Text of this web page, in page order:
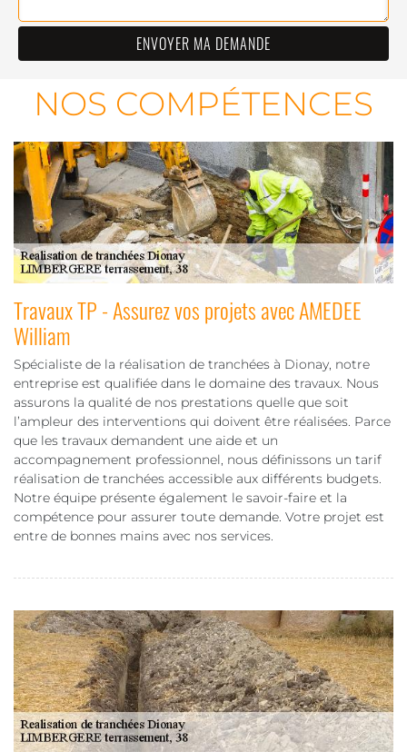
NOS COMPÉTENCES
Travaux TP - Assurez vos projets avec AMEDEE
William
Spécialiste de la réalisation de tranchées à Dionay, notre
entreprise est qualifiée dans le domaine des travaux. Nous
assurons la qualité de nos prestations quelle que soit
l’ampleur des interventions qui doivent être réalisées. Parce
que les travaux demandent une aide et un
accompagnement professionnel, nous définissons un tarif
réalisation de tranchées accessible aux différents budgets.
Notre équipe présente également le savoir-faire et la
compétence pour assurer toute demande. Votre projet est
entre de bonnes mains avec nos services.